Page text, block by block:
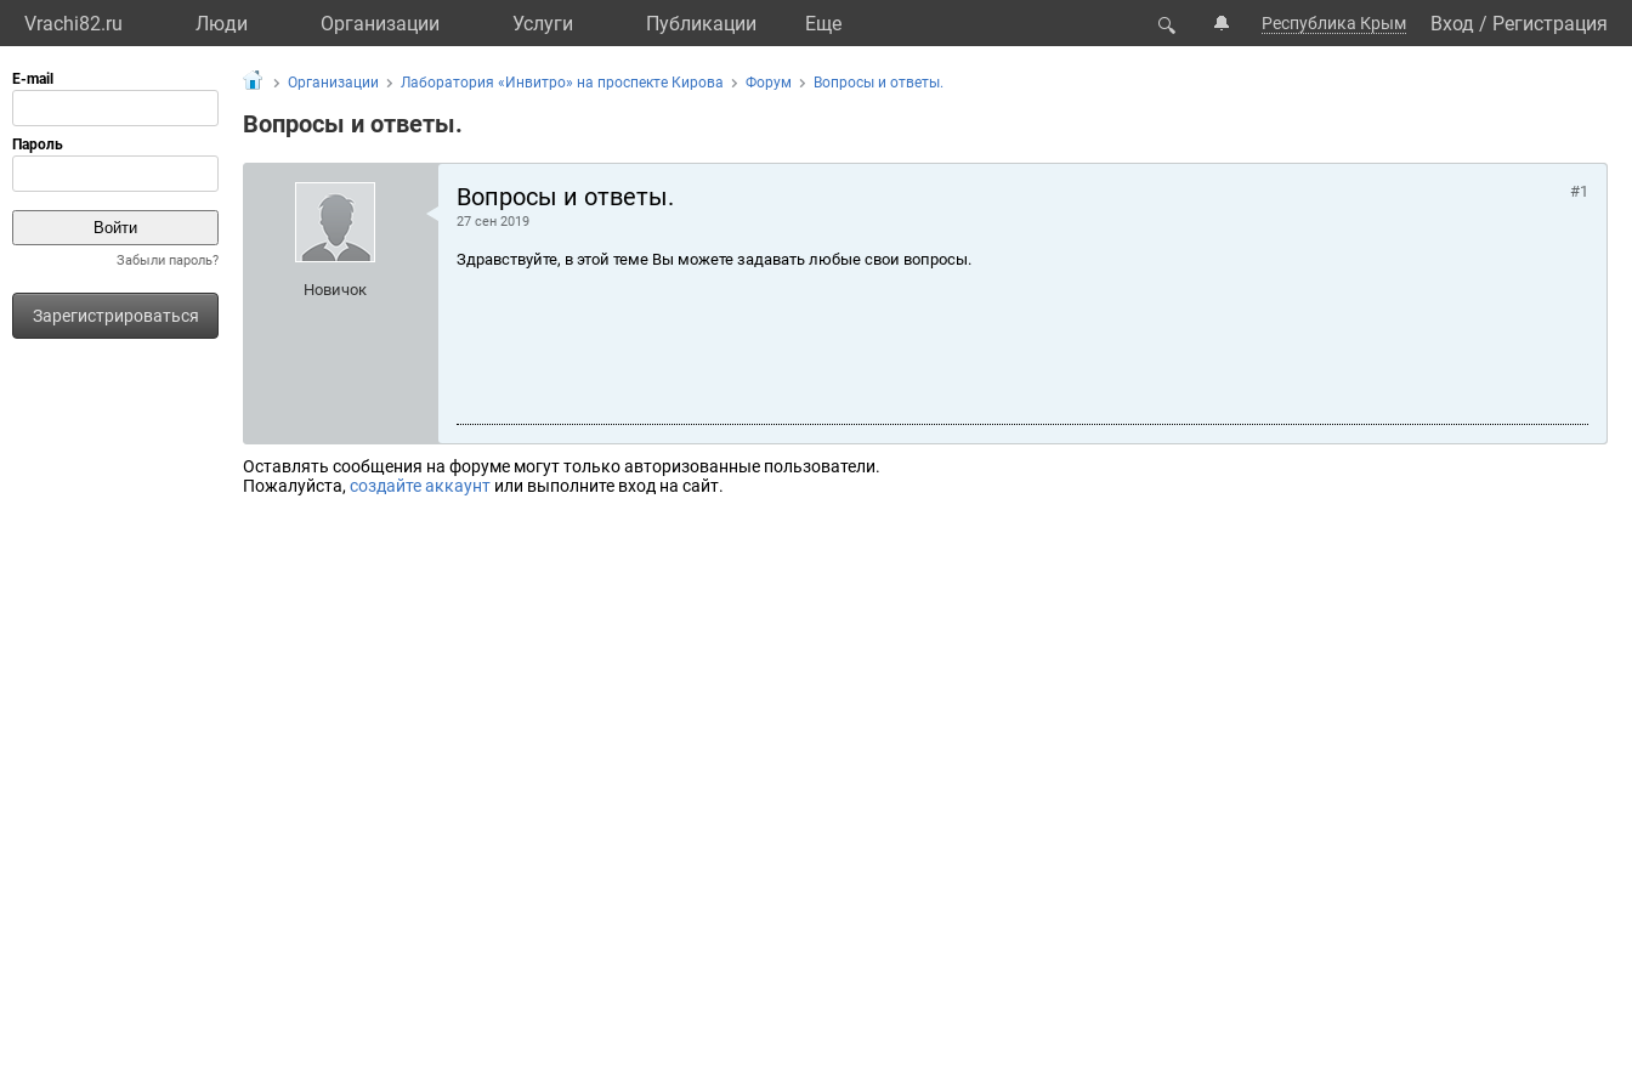
Vrachi82.ru Люди Организации Услуги Публикации Eще 🔍 🔔 Республика Крым Вход / Регистрация
Забыли пароль?
Зарегистрироваться
Организации Лаборатория «Инвитро» на проспекте Кирова Форум Вопросы и ответы.
Вопросы и ответы.
Новичок
Вопросы и ответы.
27 сен 2019
#1
Здравствуйте, в этой теме Вы можете задавать любые свои вопросы.
Оставлять сообщения на форуме могут только авторизованные пользователи.
Пожалуйста, создайте аккаунт или выполните вход на сайт.